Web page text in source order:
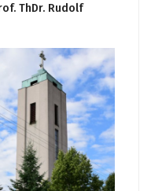
ThDr. Rudolf